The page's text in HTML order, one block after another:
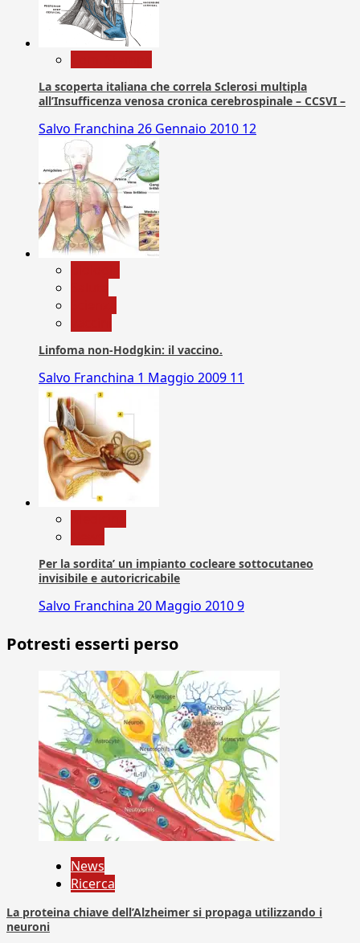
La scoperta italiana che correla Sclerosi multipla
all’Insufficenza venosa cronica cerebrospinale – CCSVI –
Salvo Franchina 26 Gennaio 2010 12
Linfoma non-Hodgkin: il vaccino.
Salvo Franchina 1 Maggio 2009 11
Per la sordita’ un impianto cocleare sottocutaneo
invisibile e autoricricabile
Salvo Franchina 20 Maggio 20109
Potresti esserti perso
News
Ricerca
La proteina chiave dell’Alzheimer si propaga utilizzando i
neuroni